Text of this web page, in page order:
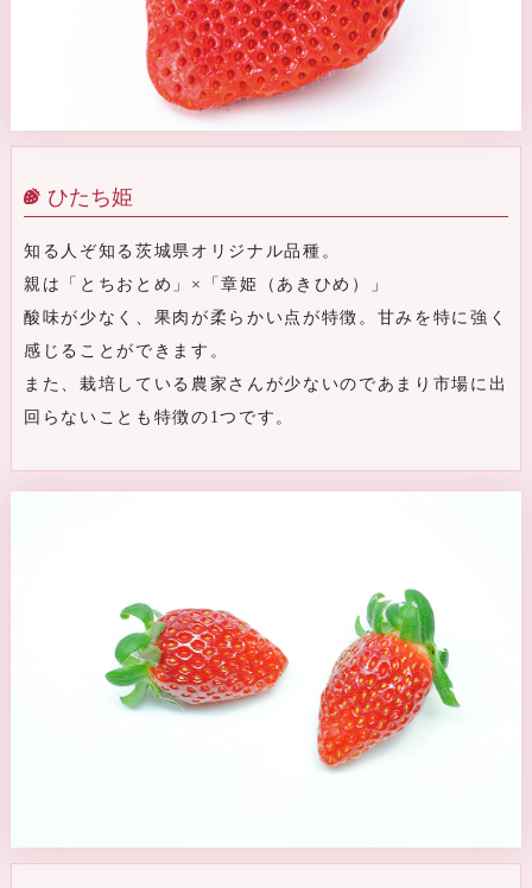
ひたち姫
知る人ぞ知る茨城県オリジナル品種。
親は「とちおとめ」×「章姫（あきひめ）」
酸味が少なく、果肉が柔らかい点が特徴。甘みを特に強く
感じることができます。
また、栽培している農家さんが少ないのであまり市場に出
回らないことも特徴の1つです。